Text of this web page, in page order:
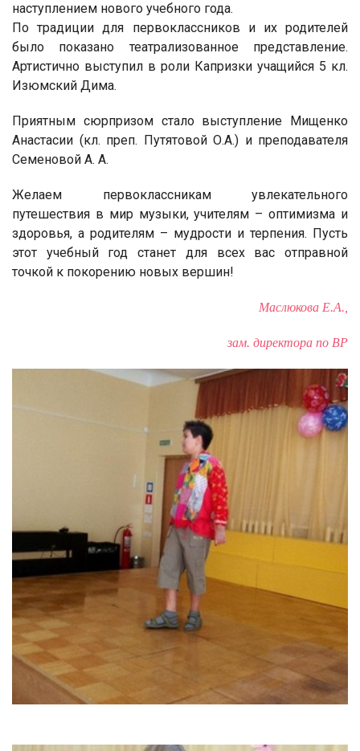
наступлением нового учебного года.
По традиции для первоклассников и их родителей
было показано театрализованное представление.
Артистично выступил в роли Капризки учащийся 5 кл.
Изюмский Дима.
Приятным сюрпризом стало выступление Мищенко
Анастасии (кл. преп. Путятовой О.А.) и преподавателя
Семеновой А. А.
Желаем первоклассникам увлекательного
путешествия в мир музыки, учителям – оптимизма и
здоровья, а родителям – мудрости и терпения. Пусть
этот учебный год станет для всех вас отправной
точкой к покорению новых вершин!
Маслюкова Е.А.,
зам. директора по ВР